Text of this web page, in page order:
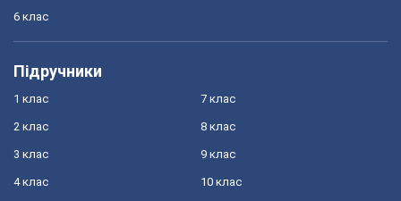
6 клас
Підручники
1 клас
2 клас
3 клас
4 клас
7 клас
8 клас
9 клас
10 клас